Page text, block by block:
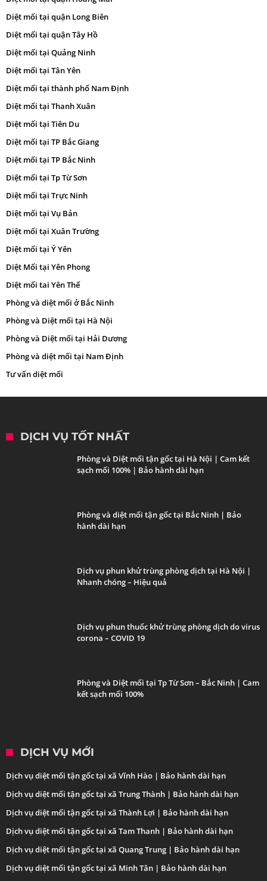
Diệt mối tại quận Long Biên
Diệt mối tại quận Tây Hồ
Diệt mối tại Quảng Ninh
Diệt mối tại Tân Yên
Diệt mối tại thành phố Nam Định
Diệt mối tại Thanh Xuân
Diệt mối tại Tiên Du
Diệt mối tại TP Bắc Giang
Diệt mối tại TP Bắc Ninh
Diệt mối tại Tp Từ Sơn
Diệt mối tại Trực Ninh
Diệt mối tại Vụ Bản
Diệt mối tại Xuân Trường
Diệt mối tại Ý Yên
Diệt Mối tại Yên Phong
Diệt mối tai Yên Thế
Phòng và diệt mối ở Bắc Ninh
Phòng và Diệt mối tại Hà Nội
Phòng và Diệt mối tại Hải Dương
Phòng và diệt mối tại Nam Định
Tư vấn diệt mối
DỊCH VỤ TỐT NHẤT
Phòng và Diệt mối tận gốc tại Hà Nội | Cam kết
sạch mối 100% | Bảo hành dài hạn
Phòng và diệt mối tận gốc tại Bắc Ninh | Bảo
hành dài hạn
Dịch vụ phun khử trùng phòng dịch tại Hà Nội |
Nhanh chóng – Hiệu quả
Dịch vụ phun thuốc khử trùng phòng dịch do virus
corona – COVID 19
Phòng và Diệt mối tại Tp Từ Sơn – Bắc Ninh | Cam
kết sạch mối 100%
DỊCH VỤ MỚI
Dịch vụ diệt mối tận gốc tại xã Vĩnh Hào | Bảo hành dài hạn
Dịch vụ diệt mối tận gốc tại xã Trung Thành | Bảo hành dài hạn
Dịch vụ diệt mối tận gốc tại xã Thành Lợi | Bảo hành dài hạn
Dịch vụ diệt mối tận gốc tại xã Tam Thanh | Bảo hành dài hạn
Dịch vụ diệt mối tận gốc tại xã Quang Trung | Bảo hành dài hạn
Dịch vụ diệt mối tận gốc tại xã Minh Tân | Bảo hành dài hạn